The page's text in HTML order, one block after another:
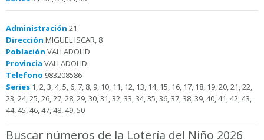
Administración 21
Dirección MIGUEL ISCAR, 8
Población VALLADOLID
Provincia VALLADOLID
Telefono 983208586
Series 1, 2, 3, 4, 5, 6, 7, 8, 9, 10, 11, 12, 13, 14, 15, 16, 17, 18, 19, 20, 21, 22,
23, 24, 25, 26, 27, 28, 29, 30, 31, 32, 33, 34, 35, 36, 37, 38, 39, 40, 41, 42, 43,
44, 45, 46, 47, 48, 49, 50
Buscar números de la Lotería del Niño 2026